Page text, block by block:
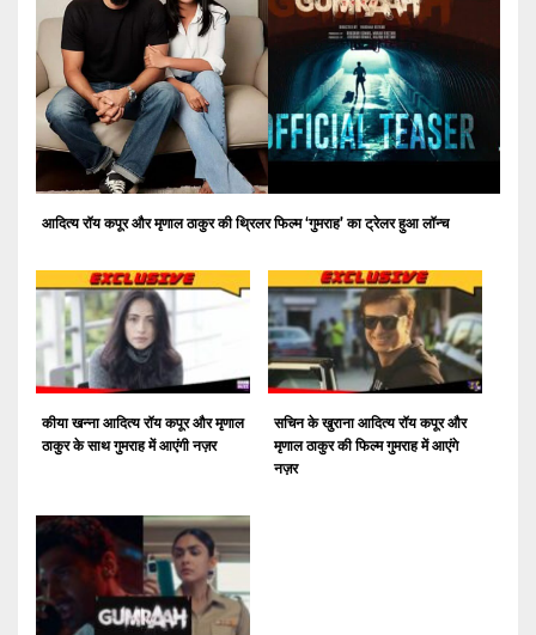
आदित्य रॉय कपूर और मृणाल ठाकुर की थ्रिलर फिल्म ‘गुमराह’ का ट्रेलर हुआ लॉन्च
कीया खन्ना आदित्य रॉय कपूर और मृणाल
ठाकुर के साथ गुमराह में आएंगी नज़र
सचिन के खुराना आदित्य रॉय कपूर और
मृणाल ठाकुर की फिल्म गुमराह में आएंगे
नज़र